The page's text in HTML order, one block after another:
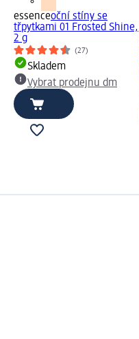
essenceoční stíny se
třpytkami 01 Frosted Shine,
2 g
(27)
Skladem
Vybrat prodejnu dm